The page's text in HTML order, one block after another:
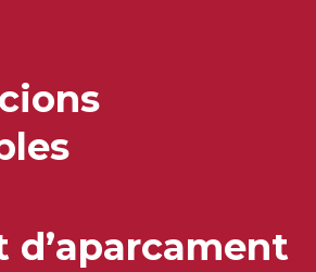
d’aparcament